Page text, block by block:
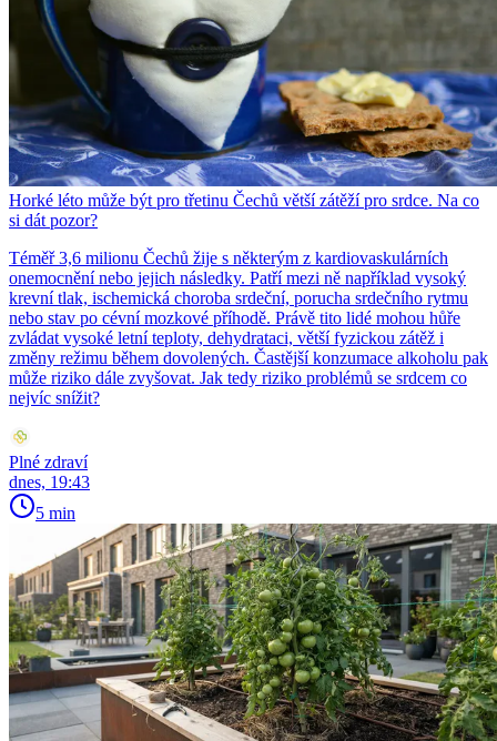
Horké léto může být pro třetinu Čechů větší zátěží pro srdce. Na co
si dát pozor?
Téměř 3,6 milionu Čechů žije s některým z kardiovaskulárních
onemocnění nebo jejich následky. Patří mezi ně například vysoký
krevní tlak, ischemická choroba srdeční, porucha srdečního rytmu
nebo stav po cévní mozkové příhodě. Právě tito lidé mohou hůře
zvládat vysoké letní teploty, dehydrataci, větší fyzickou zátěž i
změny režimu během dovolených. Častější konzumace alkoholu pak
může riziko dále zvyšovat. Jak tedy riziko problémů se srdcem co
nejvíc snížit?
Plné zdraví
dnes, 19:43
5 min